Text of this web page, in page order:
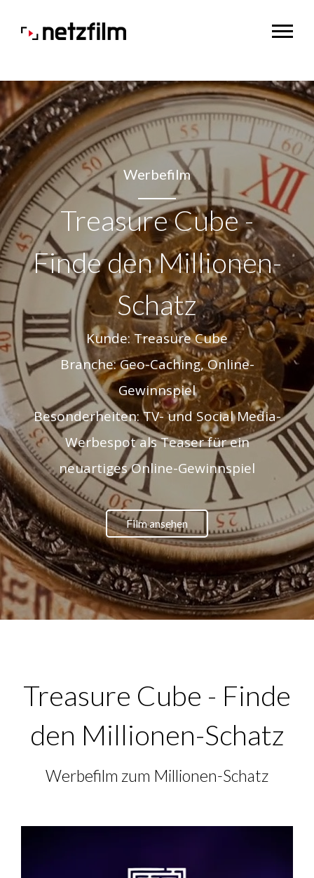
Werbefilm
Treasure Cube -
Finde den Millionen-
Schatz
Kunde: Treasure Cube
Branche: Geo-Caching, Online-
Gewinnspiel
Besonderheiten: TV- und Social Media-
Werbespot als Teaser für ein
neuartiges Online-Gewinnspiel
Film ansehen
Treasure Cube - Finde
den Millionen-Schatz
Werbefilm zum Millionen-Schatz